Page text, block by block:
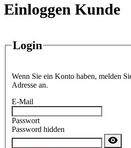
Einloggen Kunde
Login
Wenn Sie ein Konto haben, melden
Adresse an.
E-Mail
Passwort
Password hidden